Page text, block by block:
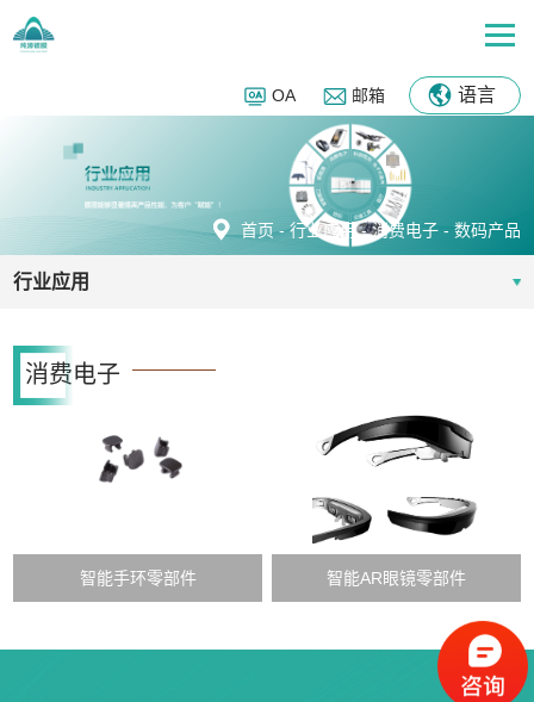
语言
OA 邮箱
首页-行业应用 -消费电子- 数码产品
行业应用
消费电子
智能手环零部件 智能AR眼镜零部件